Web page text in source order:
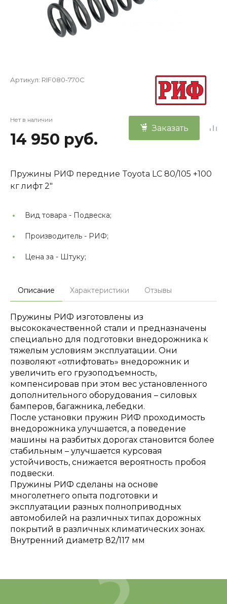
Артикул: RIF080-770C
Нет в наличии
14 950 руб.
Заказать
Пружины РИФ передние Toyota LC 80/105 +100
кг лифт 2"
Вид товара - Подвеска;
Производитель - РИФ;
Цена за - Штуку;
Описание Характеристики Отзывы
Пружины РИФ изготовлены из
высококачественной стали и предназначены
специально для подготовки внедорожника к
тяжелым условиям эксплуатации. Они
позволяют «отлифтовать» внедорожник и
увеличить его грузоподъемность,
компенсировав при этом вес установленного
дополнительного оборудования – силовых
бамперов, багажника, лебедки.
После установки пружин РИФ проходимость
внедорожника улучшается, а поведение
машины на разбитых дорогах становится более
стабильным – улучшается курсовая
устойчивость, снижается вероятность пробоя
подвески.
Пружины РИФ сделаны на основе
многолетнего опыта подготовки и
эксплуатации разных полноприводных
автомобилей на различных типах дорожных
покрытий в различных климатических зонах.
Внутренний диаметр 82/117 мм